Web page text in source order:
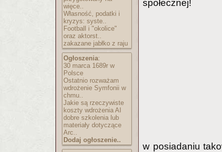
więce..
Własność, podatki i
kryzys: syste..
Football i "okolice"
oraz aktorst..
zakazane jabłko z raju
Ogłoszenia:
30 marca 1689r w
Polsce
Ostatnio rozważam
wdrożenie Symfonii w
chmu..
Jakie są rzeczywiste
koszty wdrożenia AI
dobre szkolenia lub
materiały dotyczące
Arc..
Dodaj ogłoszenie..
społecznej!
w posiadaniu